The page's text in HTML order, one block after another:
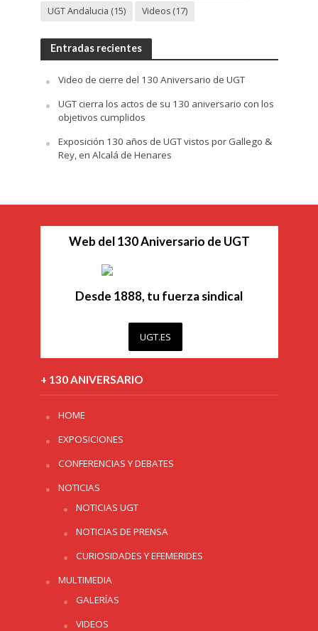
UGT Andalucia (15) Videos(17)
Entradas recientes
Video de cierre del 130 Aniversario de UGT
UGT cierra los actos de su 130 aniversario con los
objetivos cumplidos
Exposición 130 años de UGT vistos por Gallego &
Rey, en Alcalá de Henares
Web del 130 Aniversario de UGT
Desde 1888, tu fuerza sindical
UGT.ES
+ 130 ANIVERSARIO
HOME
EXPOSICIONES
CONFERENCIAS Y DEBATES
NOTICIAS
NOTICIAS UGT
NOTICIAS DE PRENSA
CURIOSIDADES Y EFEMERIDES
MULTIMEDIA
GALERÍAS
VIDEOS